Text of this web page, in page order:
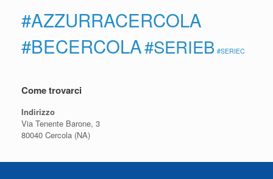
#AZZURRACERCOLA
#BECERCOLA#SERIEB #SERIEC
Come trovarci
Indirizzo
Via Tenente Barone, 3
80040 Cercola (NA)